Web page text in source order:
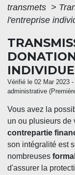
transmets >
l'entreprise
Vérifié le 02 Mar 2023
administrative
Vous avez la
un ou plusieurs de
contrepartie
son intégralité est
nombreuses
d'assurer la